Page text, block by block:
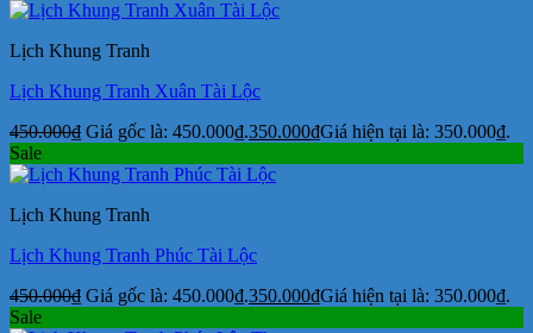
Lịch Khung Tranh
Lịch Khung Tranh Xuân Tài Lộc
450.000₫ Giá gốc là: 450.000₫.350.000₫Giá hiện tại là: 350.000₫.
Sale
Lịch Khung Tranh
Lịch Khung Tranh Phúc Tài Lộc
450.000₫ Giá gốc là: 450.000₫.350.000₫Giá hiện tại là: 350.000₫.
Sale